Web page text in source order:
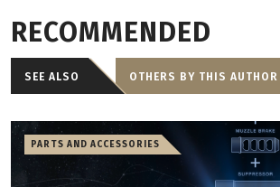
RECOMMENDED
SEE ALSO OTHERS BY THIS AUTHOR
PARTS AND ACCESSORIES